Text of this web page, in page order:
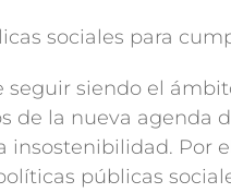
sociales para
seguir siendo el
de la nueva agenda
insostenibilidad. Por
públicas